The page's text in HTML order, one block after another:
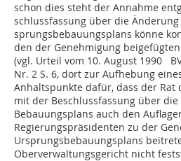
schon dies steht der Annahme
schlussfassung über die
sprungsbebauungsplans könne
den der Genehmigung
(vgl. Urteil vom 10. August 1990
Nr. 2 S. 6, dort zur Aufhebung
Anhaltspunkte dafür, dass der Rat
mit der Beschlussfassung über
Bebauungsplans auch den
Regierungspräsidenten zu der
Ursprungsbebauungsplans
Oberverwaltungsgericht nicht